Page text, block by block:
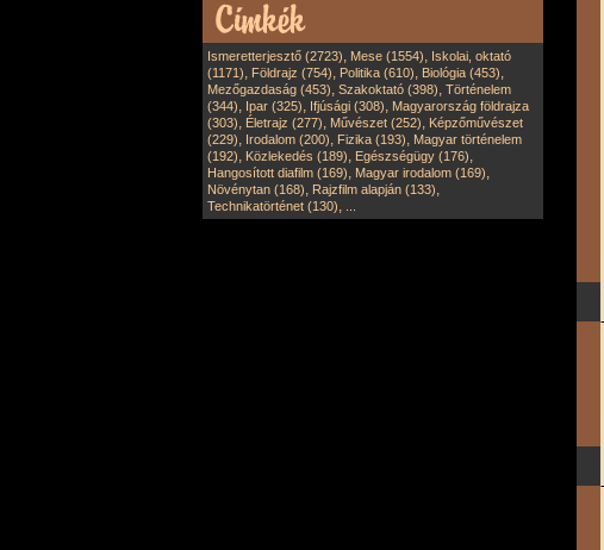
Ismeretterjesztő (2723), Mese (1554), Iskolai, oktató
(1171), Földrajz (754), Politika (610), Biológia (453),
Mezőgazdaság (453), Szakoktató (398), Történelem
(344), Ipar (325), Ifjúsági (308), Magyarország földrajza
(303), Életrajz (277), Művészet (252), Képzőművészet
(229), Irodalom (200), Fizika (193), Magyar történelem
(192), Közlekedés (189), Egészségügy (176),
Hangosított diafilm (169), Magyar irodalom (169),
Növénytan (168), Rajzfilm alapján (133),
Technikatörténet (130),